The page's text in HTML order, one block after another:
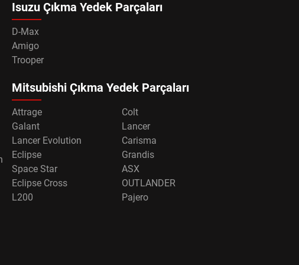
Isuzu Çıkma Yedek Parçaları
D-Max
Amigo
Trooper
Mitsubishi Çıkma Yedek Parçaları
Attrage
Colt
Galant
Lancer
Lancer Evolution
Carisma
Eclipse
Grandis
Space Star
ASX
Eclipse Cross
OUTLANDER
L200
Pajero